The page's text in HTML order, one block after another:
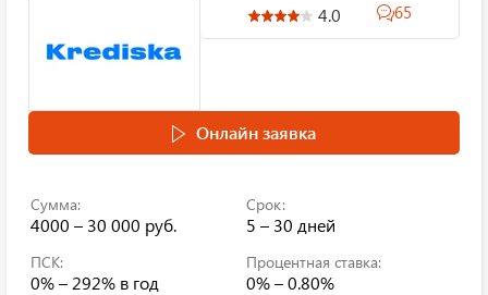
4.0 65
Онлайн заявка
Сумма:
4000 – 30 000 руб.
Срок:
5 – 30 дней
ПСК:
0% – 292% в год
Процентная ставка:
0% – 0.80%